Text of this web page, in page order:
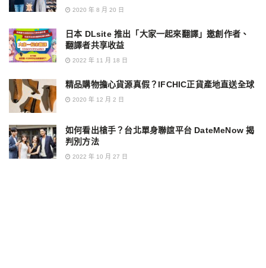
2020 年 8 月 20 日
日本 DLsite 推出「大家一起來翻譯」邀創作者、
翻譯者共享收益
2022 年 11 月 18 日
精品購物擔心貨源真假？IFCHIC正貨產地直送全球
2020 年 12 月 2 日
如何看出槍手？台北單身聯誼平台 DateMeNow 揭
判別方法
2022 年 10 月 27 日